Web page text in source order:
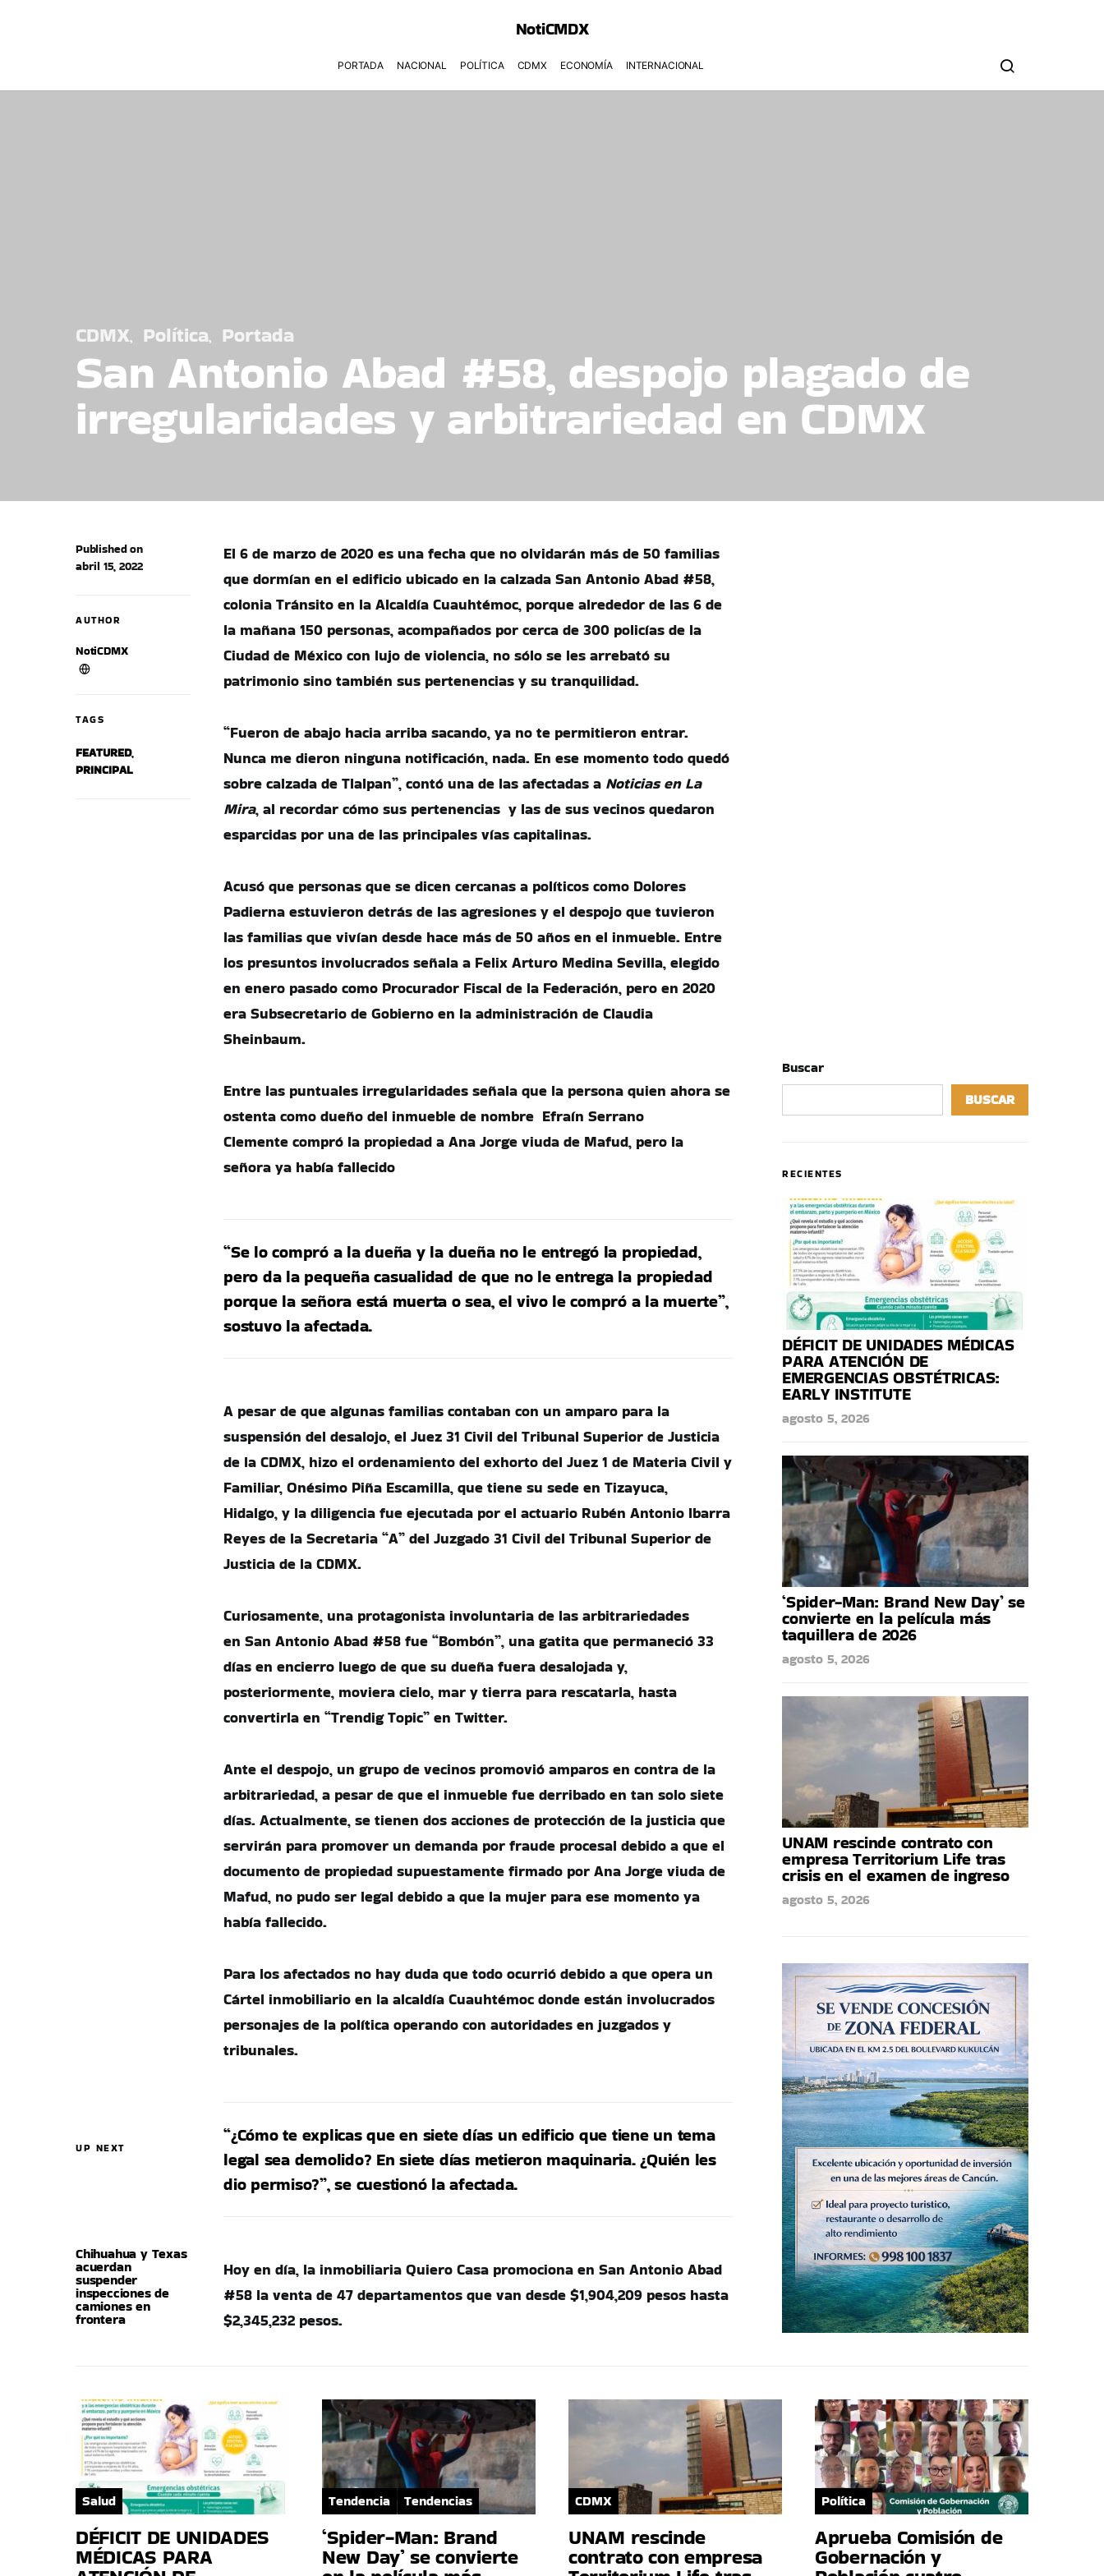
NotiCMDX
PORTADA NACIONAL POLÍTICA CDMX ECONOMÍA INTERNACIONAL
CDMX Política Portada
San Antonio Abad #58, despojo plagado de
irregularidades y arbitrariedad en CDMX
UP NEXT
Chihuahua y Texas
acuerdan
suspender
inspecciones de
camiones en
frontera
Published on
abril 15, 2022
AUTHOR
NotiCDMX
TAGS
FEATURED,
PRINCIPAL
El 6 de marzo de 2020 es una fecha que no olvidarán más de 50 familias
que dormían en el edificio ubicado en la calzada San Antonio Abad #58,
colonia Tránsito en la Alcaldía Cuauhtémoc, porque alrededor de las 6 de
la mañana 150 personas, acompañados por cerca de 300 policías de la
Ciudad de México con lujo de violencia, no sólo se les arrebató su
patrimonio sino también sus pertenencias y su tranquilidad.
“Fueron de abajo hacia arriba sacando, ya no te permitieron entrar.
Nunca me dieron ninguna notificación, nada. En ese momento todo quedó
sobre calzada de Tlalpan”, contó una de las afectadas a Noticias en La
Mira, al recordar cómo sus pertenencias y las de sus vecinos quedaron
esparcidas por una de las principales vías capitalinas.
Acusó que personas que se dicen cercanas a políticos como Dolores
Padierna estuvieron detrás de las agresiones y el despojo que tuvieron
las familias que vivían desde hace más de 50 años en el inmueble. Entre
los presuntos involucrados señala a Felix Arturo Medina Sevilla, elegido
en enero pasado como Procurador Fiscal de la Federación, pero en 2020
era Subsecretario de Gobierno en la administración de Claudia
Sheinbaum.
Entre las puntuales irregularidades señala que la persona quien ahora se
ostenta como dueño del inmueble de nombre Efraín Serrano
Clemente compró la propiedad a Ana Jorge viuda de Mafud, pero la
señora ya había fallecido
“Se lo compró a la dueña y la dueña no le entregó la propiedad,
pero da la pequeña casualidad de que no le entrega la propiedad
porque la señora está muerta o sea, el vivo le compró a la muerte”,
sostuvo la afectada.
A pesar de que algunas familias contaban con un amparo para la
suspensión del desalojo, el Juez 31 Civil del Tribunal Superior de Justicia
de la CDMX, hizo el ordenamiento del exhorto del Juez 1 de Materia Civil y
Familiar, Onésimo Piña Escamilla, que tiene su sede en Tizayuca,
Hidalgo, y la diligencia fue ejecutada por el actuario Rubén Antonio Ibarra
Reyes de la Secretaria “A” del Juzgado 31 Civil del Tribunal Superior de
Justicia de la CDMX.
Curiosamente, una protagonista involuntaria de las arbitrariedades
en San Antonio Abad #58 fue “Bombón”, una gatita que permaneció 33
días en encierro luego de que su dueña fuera desalojada y,
posteriormente, moviera cielo, mar y tierra para rescatarla, hasta
convertirla en “Trendig Topic” en Twitter.
Ante el despojo, un grupo de vecinos promovió amparos en contra de la
arbitrariedad, a pesar de que el inmueble fue derribado en tan solo siete
días. Actualmente, se tienen dos acciones de protección de la justicia que
servirán para promover un demanda por fraude procesal debido a que el
documento de propiedad supuestamente firmado por Ana Jorge viuda de
Mafud, no pudo ser legal debido a que la mujer para ese momento ya
había fallecido.
Para los afectados no hay duda que todo ocurrió debido a que opera un
Cártel inmobiliario en la alcaldía Cuauhtémoc donde están involucrados
personajes de la política operando con autoridades en juzgados y
tribunales.
“¿Cómo te explicas que en siete días un edificio que tiene un tema
legal sea demolido? En siete días metieron maquinaria. ¿Quién les
dio permiso?”, se cuestionó la afectada.
Hoy en día, la inmobiliaria Quiero Casa promociona en San Antonio Abad
#58 la venta de 47 departamentos que van desde $1,904,209 pesos hasta
$2,345,232 pesos.
Buscar
BUSCAR
RECIENTES
DÉFICIT DE UNIDADES MÉDICAS
PARA ATENCIÓN DE
EMERGENCIAS OBSTÉTRICAS:
EARLY INSTITUTE
agosto 5, 2026
‘Spider-Man: Brand New Day’ se
convierte en la película más
taquillera de 2026
agosto 5, 2026
UNAM rescinde contrato con
empresa Territorium Life tras
crisis en el examen de ingreso
agosto 5, 2026
Salud
DÉFICIT DE UNIDADES
MÉDICAS PARA
Tendencia Tendencias
‘Spider-Man: Brand
New Day’ se convierte
CDMX
UNAM rescinde
contrato con empresa
Política
Aprueba Comisión de
Gobernación y